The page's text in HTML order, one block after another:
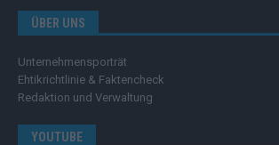
ÜBER UNS
Unternehmensporträt
Ehtikrichtlinie & Faktencheck
Redaktion und Verwaltung
YOUTUBE